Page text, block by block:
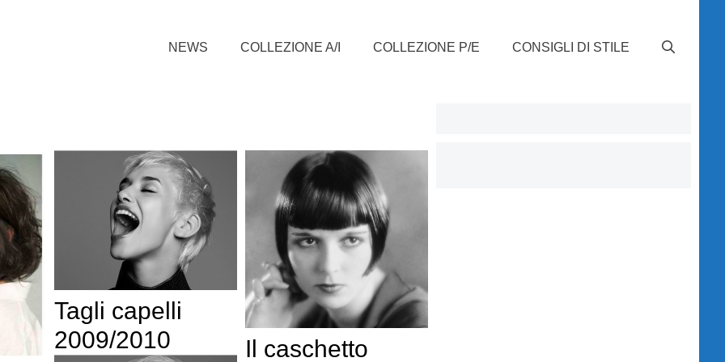
NEWS COLLEZIONE A/I COLLEZIONE P/E CONSIGLI DI STILE
Tagli capelli
2009/2010
Il caschetto